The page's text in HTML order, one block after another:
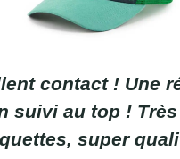
contact ! Une
suivi au top !
super